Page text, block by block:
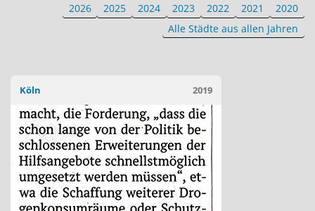
2026 2025 2024 2023 2022 2021
2020
Alle Städte aus allen Jahren
2019
Köln